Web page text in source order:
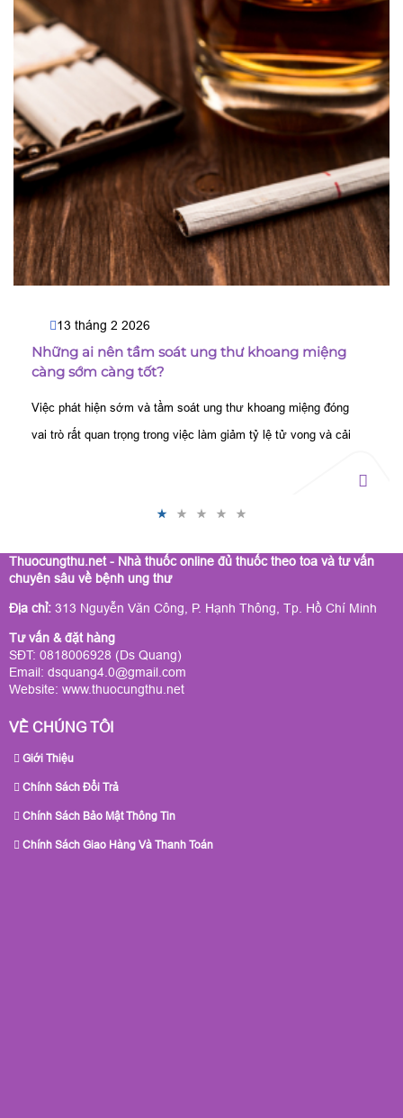
13 tháng 2 2026
Những ai nên tầm soát ung thư khoang miệng
càng sớm càng tốt?
Việc phát hiện sớm và tầm soát ung thư khoang miệng đóng
vai trò rất quan trọng trong việc làm giảm tỷ lệ tử vong và cải
Thuocungthu.net - Nhà thuốc online đủ thuốc theo toa và tư vấn
chuyên sâu về bệnh ung thư
Địa chỉ: 313 Nguyễn Văn Công, P. Hạnh Thông, Tp. Hồ Chí Minh
Tư vấn & đặt hàng
SĐT: 0818006928 (Ds Quang)
Email: dsquang4.0@gmail.com
Website: www.thuocungthu.net
VỀ CHÚNG TÔI
Giới Thiệu
Chính Sách Đổi Trả
Chính Sách Bảo Mật Thông Tin
Chính Sách Giao Hàng Và Thanh Toán